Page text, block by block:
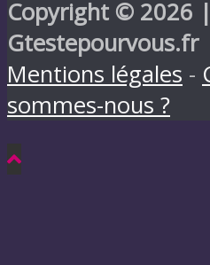
Copyright © 2026 |
Gtestepourvous.fr
Mentions légales -
sommes-nous ?